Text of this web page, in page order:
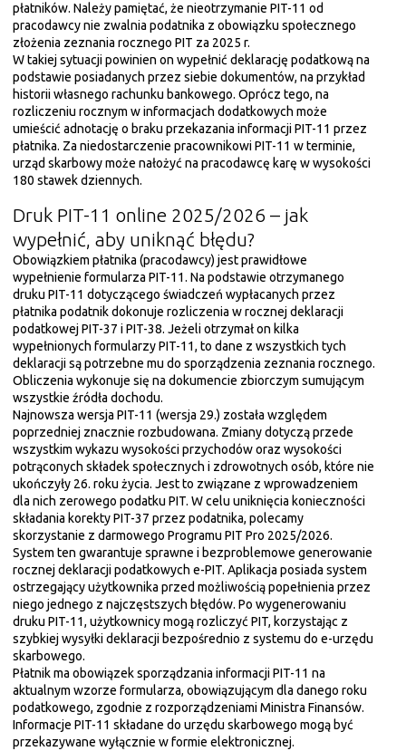
płatników. Należy pamiętać, że nieotrzymanie PIT-11 od
pracodawcy nie zwalnia podatnika z obowiązku społecznego
złożenia zeznania rocznego PIT za 2025 r.
W takiej sytuacji powinien on wypełnić deklarację podatkową na
podstawie posiadanych przez siebie dokumentów, na przykład
historii własnego rachunku bankowego. Oprócz tego, na
rozliczeniu rocznym w informacjach dodatkowych może
umieścić adnotację o braku przekazania informacji PIT-11 przez
płatnika. Za niedostarczenie pracownikowi PIT-11 w terminie,
urząd skarbowy może nałożyć na pracodawcę karę w wysokości
180 stawek dziennych.
Druk PIT-11 online 2025/2026 – jak
wypełnić, aby uniknąć błędu?
Obowiązkiem płatnika (pracodawcy) jest prawidłowe
wypełnienie formularza PIT-11. Na podstawie otrzymanego
druku PIT-11 dotyczącego świadczeń wypłacanych przez
płatnika podatnik dokonuje rozliczenia w rocznej deklaracji
podatkowej PIT-37 i PIT-38. Jeżeli otrzymał on kilka
wypełnionych formularzy PIT-11, to dane z wszystkich tych
deklaracji są potrzebne mu do sporządzenia zeznania rocznego.
Obliczenia wykonuje się na dokumencie zbiorczym sumującym
wszystkie źródła dochodu.
Najnowsza wersja PIT-11 (wersja 29.) została względem
poprzedniej znacznie rozbudowana. Zmiany dotyczą przede
wszystkim wykazu wysokości przychodów oraz wysokości
potrąconych składek społecznych i zdrowotnych osób, które nie
ukończyły 26. roku życia. Jest to związane z wprowadzeniem
dla nich zerowego podatku PIT. W celu uniknięcia konieczności
składania korekty PIT-37 przez podatnika, polecamy
skorzystanie z darmowego Programu PIT Pro 2025/2026.
System ten gwarantuje sprawne i bezproblemowe generowanie
rocznej deklaracji podatkowych e-PIT. Aplikacja posiada system
ostrzegający użytkownika przed możliwością popełnienia przez
niego jednego z najczęstszych błędów. Po wygenerowaniu
druku PIT-11, użytkownicy mogą rozliczyć PIT, korzystając z
szybkiej wysyłki deklaracji bezpośrednio z systemu do e-urzędu
skarbowego.
Płatnik ma obowiązek sporządzania informacji PIT-11 na
aktualnym wzorze formularza, obowiązującym dla danego roku
podatkowego, zgodnie z rozporządzeniami Ministra Finansów.
Informacje PIT-11 składane do urzędu skarbowego mogą być
przekazywane wyłącznie w formie elektronicznej.